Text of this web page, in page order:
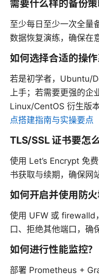
需要什么样的备份策
至少每日至少一次全量
数据恢复演练，确保在
如何选择合适的操作
若是初学者，Ubuntu/
上手；若需要更强的企
Linux/CentOS 衍生版
点搭建指南与实操要点
TLS/SSL 证书要怎
使用 Let’s Encrypt 免
书获取与续期，确保网
如何开启并使用防火
使用 UFW 或 firewalld
口、拒绝其他端口，确
如何进行性能监控？
部署 Prometheus +